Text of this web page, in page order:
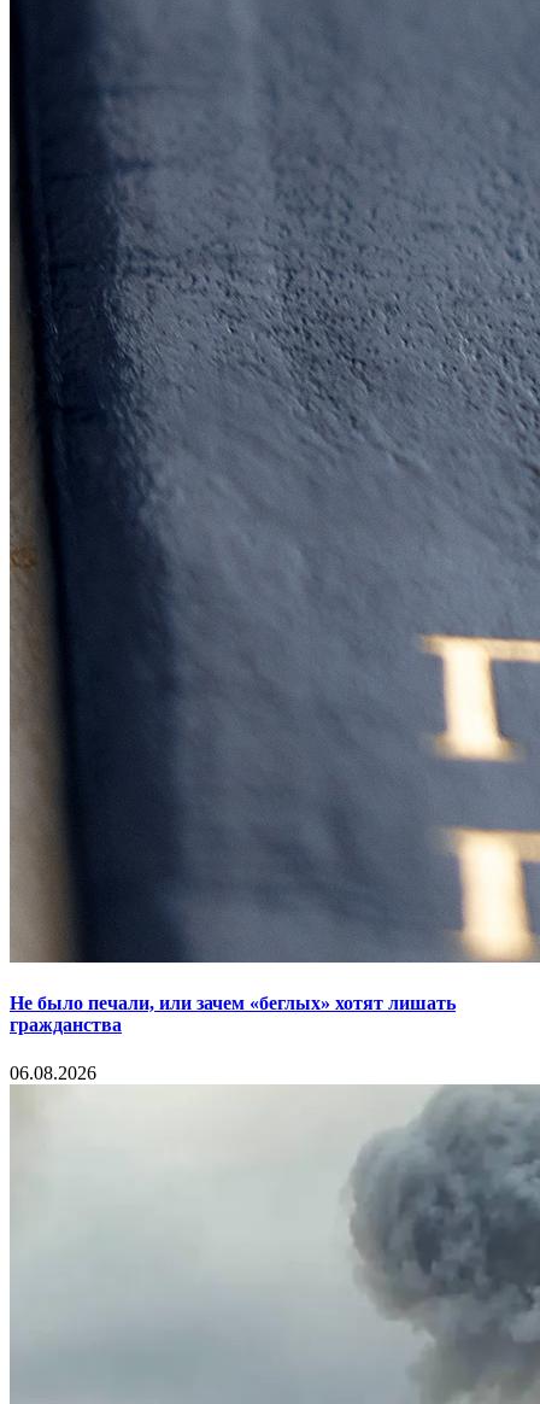
Не было печали, или зачем «беглых» хотят лишать
гражданства
06.08.2026